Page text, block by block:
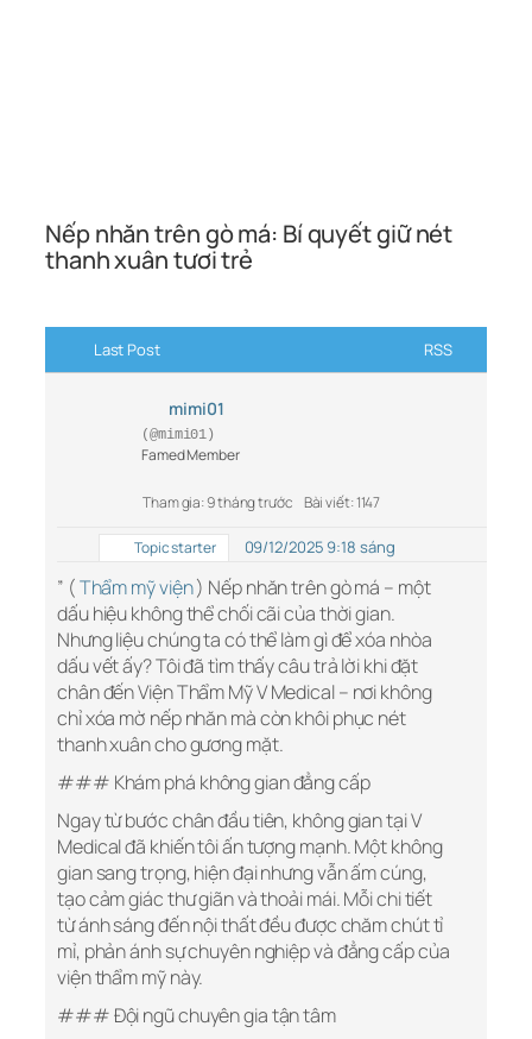
Nếp nhăn trên gò má: Bí quyết giữ nét
thanh xuân tươi trẻ
Last Post RSS
mimi01
(@mimi01)
Famed Member
Tham gia: 9 tháng trước Bài viết: 1147
Topic starter 09/12/2025 9:18 sáng
” (Thẩm mỹ viện) Nếp nhăn trên gò má – một
dấu hiệu không thể chối cãi của thời gian.
Nhưng liệu chúng ta có thể làm gì để xóa nhòa
dấu vết ấy? Tôi đã tìm thấy câu trả lời khi đặt
chân đến Viện Thẩm Mỹ V Medical – nơi không
chỉ xóa mờ nếp nhăn mà còn khôi phục nét
thanh xuân cho gương mặt.
### Khám phá không gian đẳng cấp
Ngay từ bước chân đầu tiên, không gian tại V
Medical đã khiến tôi ấn tượng mạnh. Một không
gian sang trọng, hiện đại nhưng vẫn ấm cúng,
tạo cảm giác thư giãn và thoải mái. Mỗi chi tiết
từ ánh sáng đến nội thất đều được chăm chút tỉ
mỉ, phản ánh sự chuyên nghiệp và đẳng cấp của
viện thẩm mỹ này.
### Đội ngũ chuyên gia tận tâm